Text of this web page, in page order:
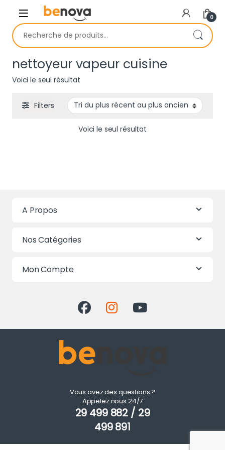
Skip to navigation
Skip to content
0
Recherche pour :
nettoyeur vapeur cuisine
Voici le seul résultat
Filters
Voici le seul résultat
A Propos
Nos Catégories
Mon Compte
Vous avez des questions ?
Appelez nous 24/7
29 499 882 / 29
499 891